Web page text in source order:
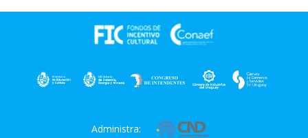
Administra: